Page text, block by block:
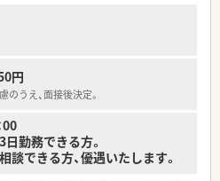
円
うえ、面接後決定。
00
勤務できる方。
できる方、優遇いたします。